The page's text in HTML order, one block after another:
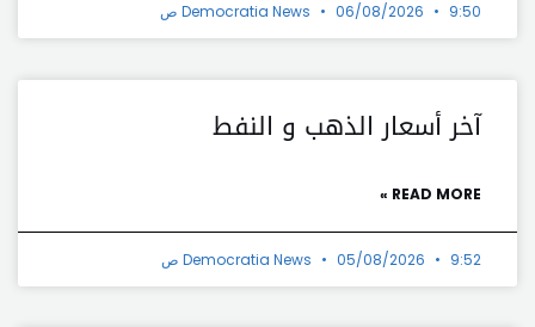
Democratia News 06/08/2026 9:50 ص
آخر أسعار الذهب و النفط
READ MORE »
Democratia News 05/08/2026 9:52 ص